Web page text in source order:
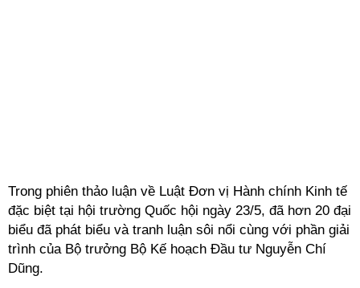
Trong phiên thảo luận về Luật Đơn vị Hành chính Kinh tế
đặc biệt tại hội trường Quốc hội ngày 23/5, đã hơn 20 đại
biểu đã phát biểu và tranh luận sôi nổi cùng với phần giải
trình của Bộ trưởng Bộ Kế hoạch Đầu tư Nguyễn Chí
Dũng.